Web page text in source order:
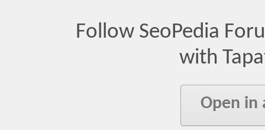
Follow SeoPedia
with
Open in